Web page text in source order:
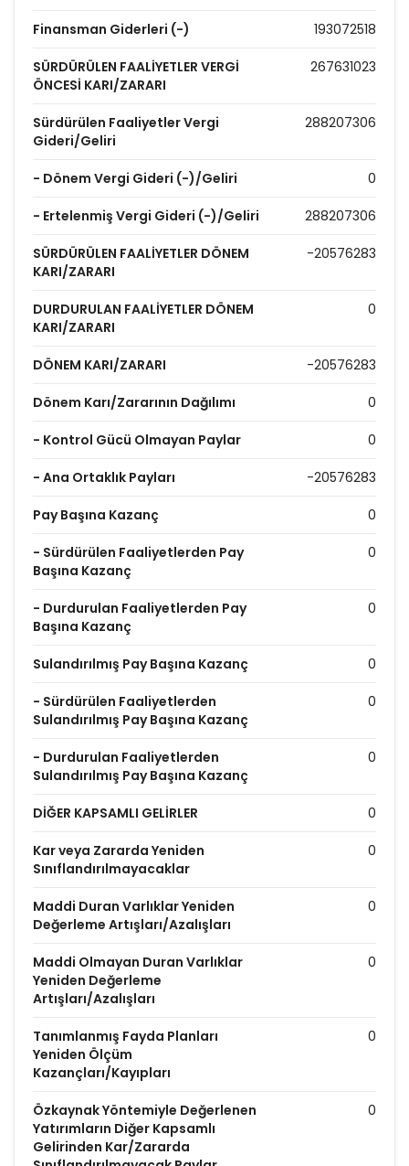
Finansman Giderleri (-) 193072518
SÜRDÜRÜLEN FAALİYETLER VERGİ
ÖNCESİ KARI/ZARARI
267631023
Sürdürülen Faaliyetler Vergi
Gideri/Geliri
288207306
- Dönem Vergi Gideri (-)/Geliri 0
- Ertelenmiş Vergi Gideri (-)/Geliri 288207306
SÜRDÜRÜLEN FAALİYETLER DÖNEM
KARI/ZARARI
-20576283
DURDURULAN FAALİYETLER DÖNEM
KARI/ZARARI
0
DÖNEM KARI/ZARARI -20576283
Dönem Karı/Zararının Dağılımı 0
- Kontrol Gücü Olmayan Paylar 0
- Ana Ortaklık Payları -20576283
Pay Başına Kazanç 0
- Sürdürülen Faaliyetlerden Pay
Başına Kazanç
0
- Durdurulan Faaliyetlerden Pay
Başına Kazanç
0
Sulandırılmış Pay Başına Kazanç 0
- Sürdürülen Faaliyetlerden
Sulandırılmış Pay Başına Kazanç
0
- Durdurulan Faaliyetlerden
Sulandırılmış Pay Başına Kazanç
0
DİĞER KAPSAMLI GELİRLER 0
Kar veya Zararda Yeniden
Sınıflandırılmayacaklar
0
Maddi Duran Varlıklar Yeniden
Değerleme Artışları/Azalışları
0
Maddi Olmayan Duran Varlıklar
Yeniden Değerleme
Artışları/Azalışları
0
Tanımlanmış Fayda Planları
Yeniden Ölçüm
Kazançları/Kayıpları
0
Özkaynak Yöntemiyle Değerlenen
Yatırımların Diğer Kapsamlı
Gelirinden Kar/Zararda
0